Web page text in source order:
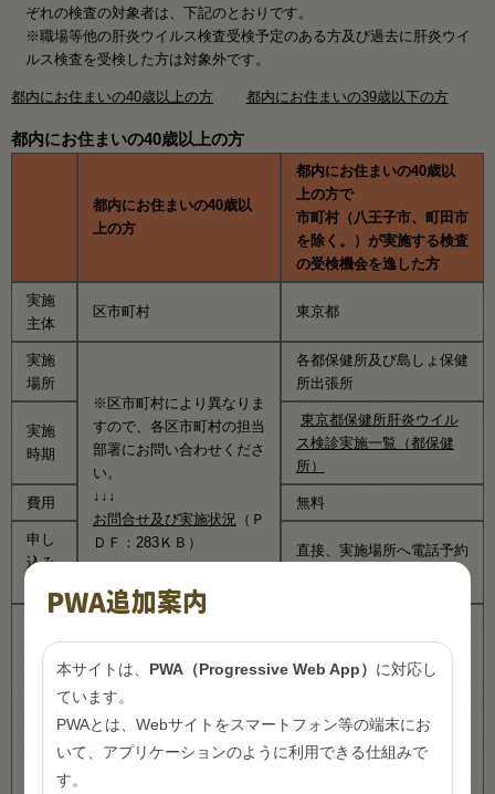
ぞれの検査の対象者は、下記のとおりです。
※職場等他の肝炎ウイルス検査受検予定のある方及び過去に肝炎ウイ
ルス検査を受検した方は対象外です。
都内にお住まいの40歳以上の方 都内にお住まいの39歳以下の方
都内にお住まいの40歳以上の方
都内にお住まいの40歳以
上の方
都内にお住まいの40歳以
上の方で
市町村（八王子市、町田市
を除く。）が実施する検査
の受検機会を逸した方
実施
主体
区市町村 東京都
実施
場所
※区市町村により異なりま
すので、各区市町村の担当
部署にお問い合わせくださ
い。
↓↓↓
お問合せ及び実施状況 （Ｐ
ＤＦ：283ＫＢ）
各都保健所及び島しょ保健
所出張所
実施
時期
東京都保健所肝炎ウイル
ス検診実施一覧（都保健
所）
費用 無料
申し
込み
直接、実施場所へ電話予約
過去、肝炎ウイルス検査を
受けたことがある方（ただ
し、「過去受検」の欄が可
になっている自治体は受検
他法（医療保険各法その他
各都保健所へお問い合わせ
PWA追加案内
本サイトは、 PWA（Progressive Web App） に対応し
ています。
PWAとは、Webサイトをスマートフォン等の端末にお
いて、アプリケーションのように利用できる仕組みで
す。